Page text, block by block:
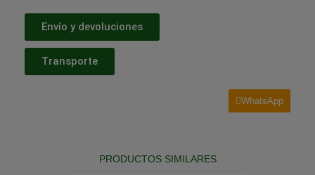
Envío y devoluciones
Transporte
WhatsApp
PRODUCTOS SIMILARES